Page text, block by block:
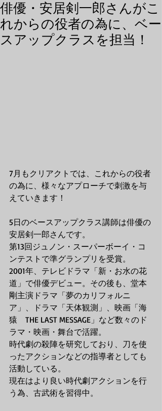
俳優・安居剣一郎さんがこ
れからの役者の為に、ベー
スアップクラスを担当！
7月もクリアクトでは、これからの役者
の為に、様々なアプローチで刺激を与
えていきます！
5日のベースアップクラス講師は俳優の
安居剣一郎さんです。
第13回ジュノン・スーパーボーイ・コ
ンテストで準グランプリを受賞。
2001年、テレビドラマ「新・お水の花
道」で俳優デビュー。その後も、堂本
剛主演ドラマ「夢のカリフォルニ
ア」、ドラマ「天体観測」、映画「海
猿　THE LAST MESSAGE」など数々のド
ラマ・映画・舞台で活躍。
時代劇の殺陣を研究しており、刀を使
ったアクションなどの指導者としても
活動している。
​現在はより良い時代劇アクションを行
う為、古武術を習得中。